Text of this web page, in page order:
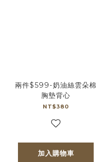
兩件$599-奶油絲雲朵棉
胸墊背心
NT$380
加入購物車